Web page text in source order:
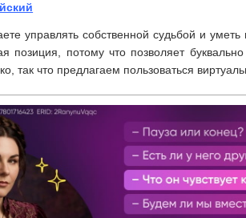
управлять собственной судьбой и
позиция, потому что позволяет
так что предлагаем пользоваться